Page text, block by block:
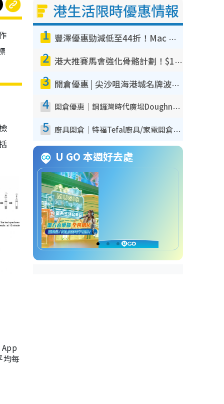
均每
港生活限時優惠情報
1 豐澤優惠勁減低至44折！Mac mini/iPhone17Pro大減價！廚房家電$220起
2 港大推賽馬會強化骨骼計劃！$100骨質密度X光檢查 完成免費運動訓練送超市禮券！附參加資格
3 開倉優惠 | 尖沙咀海港城名牌波鞋開倉低至1折！On鞋$899起／Joy&Peace鞋履$98起
4 開倉優惠｜銅鑼灣時代廣場Doughnut/Campo Marzio開倉低至1折！背囊、書包、手袋劈價$200起
5 廚具開倉｜特福Tefal廚具/家電開倉低至3折！$220起買平底鍋/炒鑊/湯煲！電飯煲/吸塵機/燙斗$418起
U GO 本週好去處